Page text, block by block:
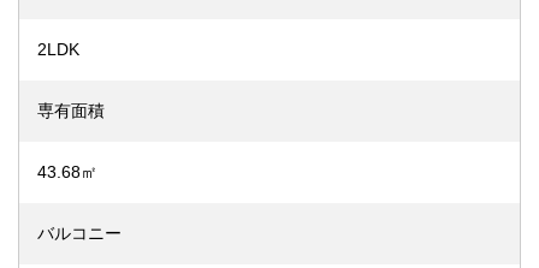
2LDK
専有面積
43.68㎡
バルコニー